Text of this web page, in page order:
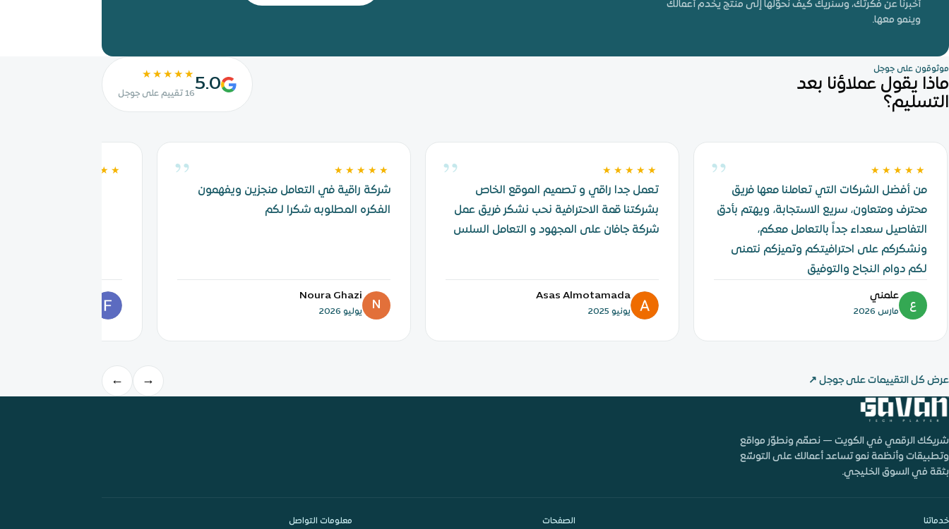
أخبرنا عن فكرتك، وسنريك كيف نحوّلها إلى منتج يخدم أعمالك
وينمو معها.
موثوقون على جوجل
ماذا يقول عملاؤنا بعد
التسليم؟
5.0
★★★★★
16 تقييم على جوجل
” ★★★★★
من أفضل الشركات التي تعاملنا معها فريق
محترف ومتعاون، سريع الاستجابة، ويهتم بأدق
التفاصيل سعداء جداً بالتعامل معكم،
ونشكركم على احترافيتكم وتميزكم نتمنى
لكم دوام النجاح والتوفيق
ع
علمني
مارس 2026
” ★★★★★
تعمل جدا راقي و تصميم الموقع الخاص
بشركتنا قمة الاحترافية نحب نشكر فريق عمل
شركة جافان على المجهود و التعامل السلس
Asas Almotamada
يونيو 2025
” ★★★★★
شركة راقية في التعامل منجزين ويفهمون
الفكره المطلوبه شكرا لكم
N
Noura Ghazi
يوليو 2026
★★★★★
عرض كل التقييمات على جوجل ↗
→
←
شريكك الرقمي في الكويت — نصمّم ونطوّر مواقع
وتطبيقات وأنظمة نمو تساعد أعمالك على التوسّع
بثقة في السوق الخليجي.
خدماتنا الصفحات معلومات التواصل